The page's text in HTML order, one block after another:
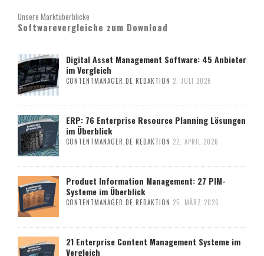
Unsere Marktüberblicke
Softwarevergleiche zum Download
Digital Asset Management Software: 45 Anbieter
im Vergleich
CONTENTMANAGER.DE REDAKTION 2. JULI 2026
ERP: 76 Enterprise Resource Planning Lösungen
im Überblick
CONTENTMANAGER.DE REDAKTION 22. APRIL 2026
Product Information Management: 27 PIM-
Systeme im Überblick
CONTENTMANAGER.DE REDAKTION 25. MÄRZ 2026
21 Enterprise Content Management Systeme im
Vergleich